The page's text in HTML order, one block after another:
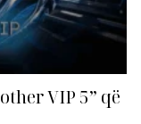
VIP 5” që